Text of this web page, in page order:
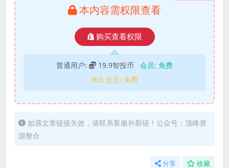
本内容需权限查看
购买查看权限
普通用户: 19.9智投币 会员: 免费
永久会员: 免费
如遇文章链接失效，请联系客服补新链！公众号：顶峰资
源整合
分享 收藏